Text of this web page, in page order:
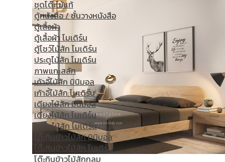
ชุดโต๊ะไม้แท้
ตู้หนังสือ / ชั้นวางหนังสือ
ตู้เสื้อผ้า
ตู้เสื้อผ้า โมเดิร์น
ตู้โชว์ไม้สัก โมเดิร์น
ประตูไม้สัก โมเดิร์น
ภาพแกะสลัก
เก้าอี้ไม้สัก มินิมอล
เก้าอี้ไม้สัก โมเดิร์น
เตียงไม้สัก มินิมอล
เตียงไม้สัก โมเดิร์น
โซฟาไม้สัก โมเดิร์น
โต๊ะกินข้าวไม้สัก มินิมอล
โต๊ะกินข้าวไม้สัก โมเดิร์น
โต๊ะกินข้าวไม้สักกลม